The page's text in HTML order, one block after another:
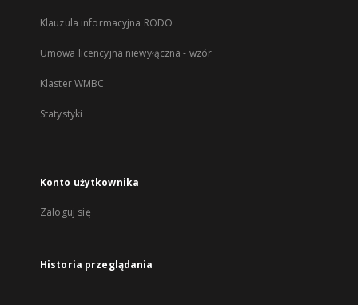
Klauzula informacyjna RODO
Umowa licencyjna niewyłączna - wzór
Klaster WMBC
Statystyki
Konto użytkownika
Zaloguj się
Historia przeglądania